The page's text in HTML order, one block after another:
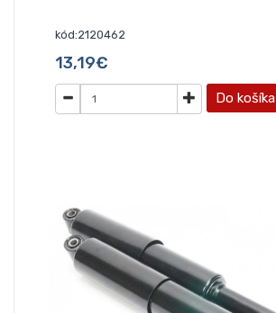
kód:2120462
13,19€
Do košíka